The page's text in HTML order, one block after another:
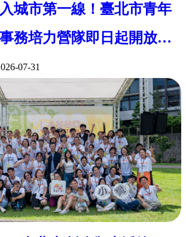
城市第一線！臺北市青年
務培力營隊即日起開放報
07-31